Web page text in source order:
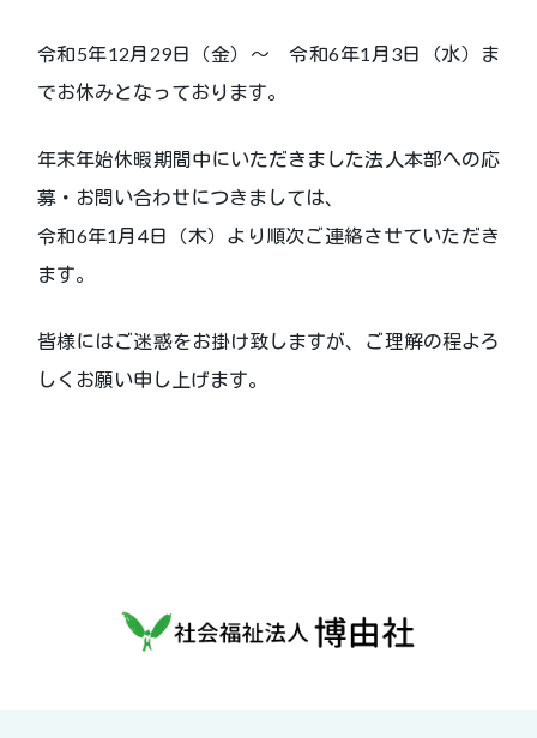
令和5年12月29日（金）～ 令和6年1月3日（水）ま
でお休みとなっております。
年末年始休暇期間中にいただきました法人本部への応
募・お問い合わせにつきましては、
令和6年1月4日（木）より順次ご連絡させていただき
ます。
皆様にはご迷惑をお掛け致しますが、ご理解の程よろ
しくお願い申し上げます。